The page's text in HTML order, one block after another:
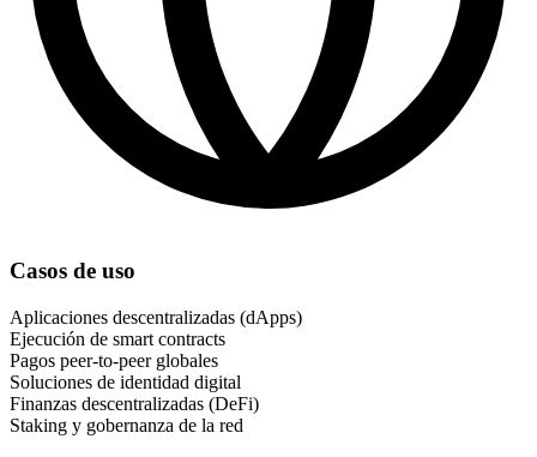
Casos de uso
Aplicaciones descentralizadas (dApps)
Ejecución de smart contracts
Pagos peer-to-peer globales
Soluciones de identidad digital
Finanzas descentralizadas (DeFi)
Staking y gobernanza de la red